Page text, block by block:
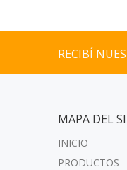
RECIBÍ
MAPA DEL
INICIO
PRODUCTOS